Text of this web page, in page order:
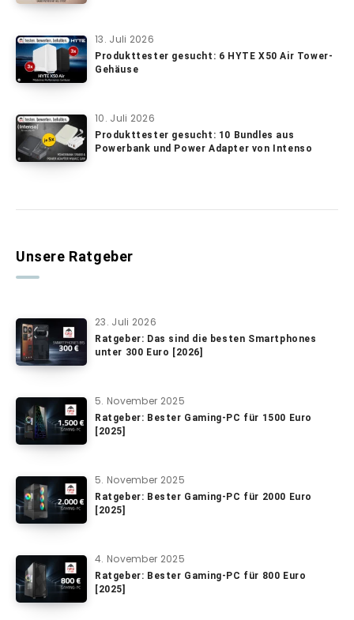
13. Juli 2026
Produkttester gesucht: 6 HYTE X50 Air Tower-
Gehäuse
10. Juli 2026
Produkttester gesucht: 10 Bundles aus
Powerbank und Power Adapter von Intenso
Unsere Ratgeber
23. Juli 2026
Ratgeber: Das sind die besten Smartphones
unter 300 Euro [2026]
5. November 2025
Ratgeber: Bester Gaming-PC für 1500 Euro
[2025]
5. November 2025
Ratgeber: Bester Gaming-PC für 2000 Euro
[2025]
4. November 2025
Ratgeber: Bester Gaming-PC für 800 Euro
[2025]